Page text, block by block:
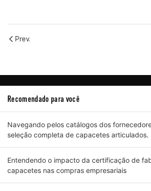
Prev.
Recomendado para você
Navegando pelos catálogos dos
seleção completa de capacetes articulados.
Entendendo o impacto da certificação de
capacetes nas compras empresariais